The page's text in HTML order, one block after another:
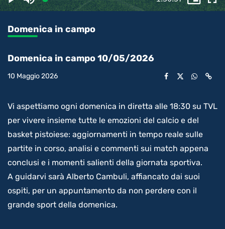
PlayDisattiva
l’audio0.06%
in-
Domenica in campo
Domenica in campo 10/05/2026
10 Maggio 2026
Vi aspettiamo ogni domenica in diretta alle 18:30 su TVL
per vivere insieme tutte le emozioni del calcio e del
basket pistoiese: aggiornamenti in tempo reale sulle
partite in corso, analisi e commenti sui match appena
conclusi e i momenti salienti della giornata sportiva.
A guidarvi sarà Alberto Cambuli, affiancato dai suoi
ospiti, per un appuntamento da non perdere con il
grande sport della domenica.